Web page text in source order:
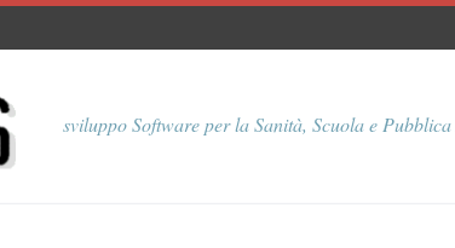
sviluppo Software per la Sanità, Scuola e